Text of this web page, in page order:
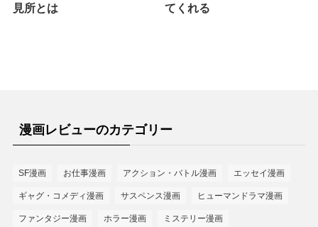
見所とは
てくれる
漫画レビューのカテゴリー
SF漫画 お仕事漫画 アクション・バトル漫画 エッセイ漫画
ギャグ・コメディ漫画 サスペンス漫画 ヒューマンドラマ漫画
ファンタジー漫画 ホラー漫画 ミステリー漫画